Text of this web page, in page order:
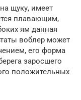
щуку, имеет
плавающим,
ям данная
воблер может
его форма
заросшего
положительных